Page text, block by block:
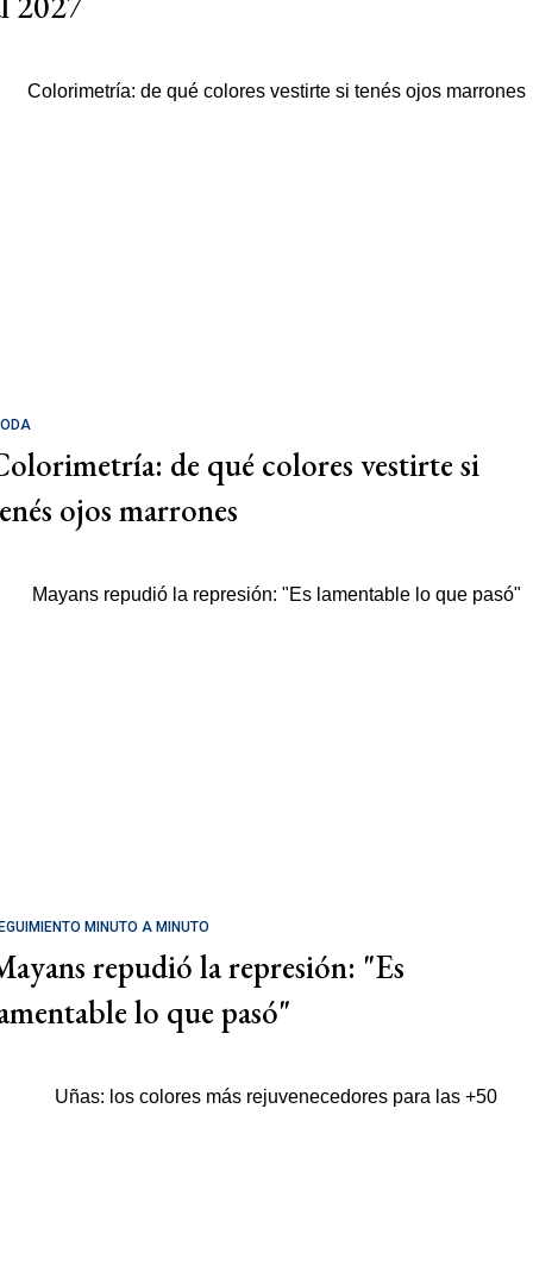
de qué colores vestirte si
ojos marrones
MINUTO A MINUTO
repudió la represión: "Es
lo que pasó"